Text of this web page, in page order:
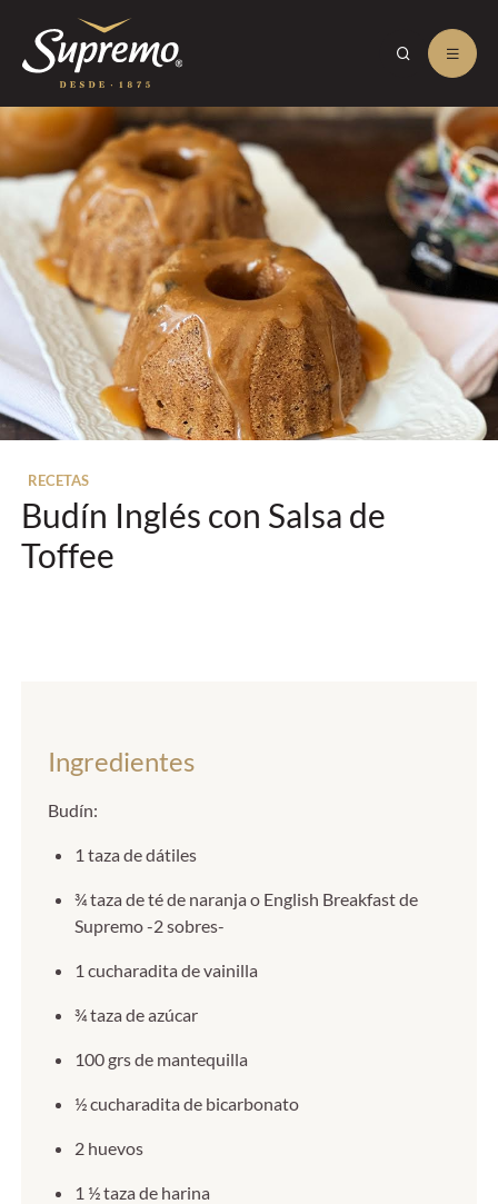
RECETAS
Budín Inglés con Salsa de
Toffee
Ingredientes
Budín:
1 taza de dátiles
¾ taza de té de naranja o English Breakfast de
Supremo -2 sobres-
1 cucharadita de vainilla
¾ taza de azúcar
100 grs de mantequilla
½ cucharadita de bicarbonato
2 huevos
1 ½ taza de harina